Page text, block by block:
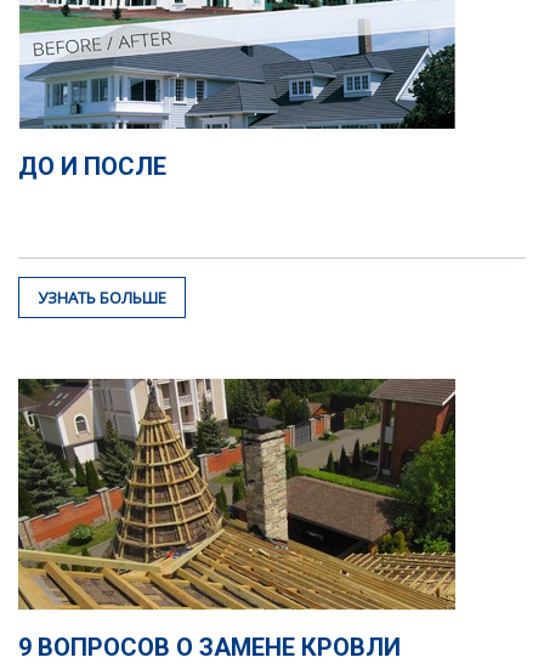
ДО И ПОСЛЕ
УЗНАТЬ БОЛЬШЕ
9 ВОПРОСОВ О ЗАМЕНЕ КРОВЛИ